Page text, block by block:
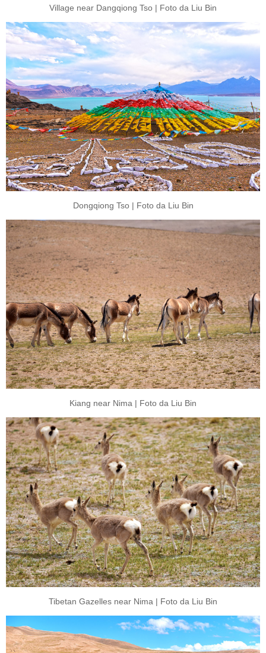
Village near Dangqiong Tso | Foto da Liu Bin
Dongqiong Tso | Foto da Liu Bin
Kiang near Nima | Foto da Liu Bin
Tibetan Gazelles near Nima | Foto da Liu Bin